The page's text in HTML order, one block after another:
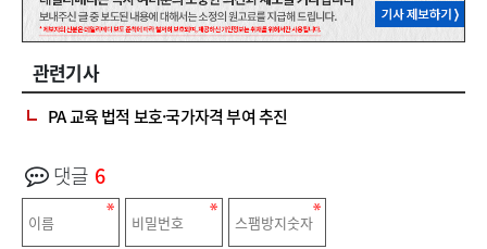
관련기사
PA 교육 법적 보호·국가자격 부여 추진
댓글 6